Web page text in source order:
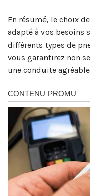
En résumé, le choix
adapté à vos besoins
différents types de
vous garantirez non
une conduite